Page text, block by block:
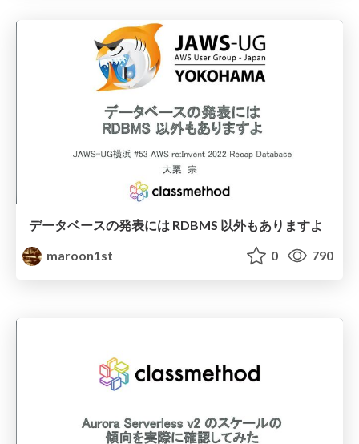
データベースの発表には RDBMS 以外もありますよ
maroon1st
0 790